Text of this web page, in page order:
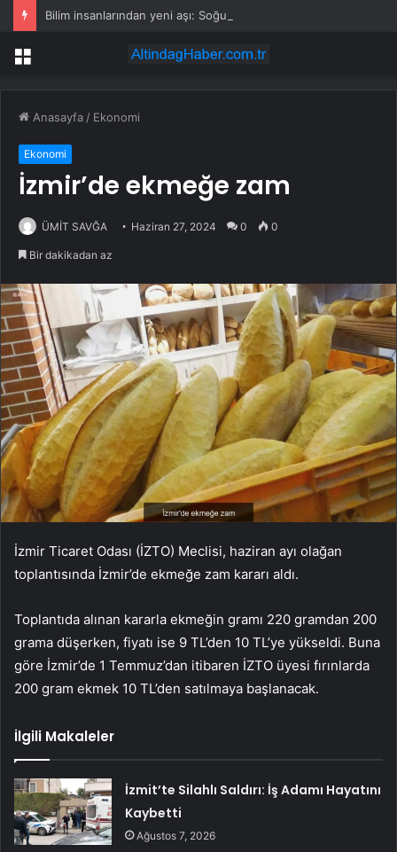
Menü
Anasayfa / Ekonomi
Ekonomi
İzmir’de ekmeğe zam
ÜMİT SAVĞA Haziran 27, 2024 0 0
Bir dakikadan az
İzmir Ticaret Odası (İZTO) Meclisi, haziran ayı olağan
toplantısında İzmir’de ekmeğe zam kararı aldı.
Toplantıda alınan kararla ekmeğin gramı 220 gramdan 200
grama düşerken, fiyatı ise 9 TL’den 10 TL’ye yükseldi. Buna
göre İzmir’de 1 Temmuz’dan itibaren İZTO üyesi fırınlarda
200 gram ekmek 10 TL’den satılmaya başlanacak.
İlgili Makaleler
İzmit’te Silahlı Saldırı: İş Adamı Hayatını
Kaybetti
Ağustos 7, 2026